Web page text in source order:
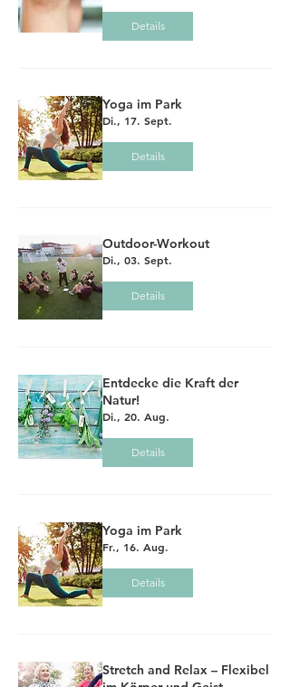
Details
Yoga im Park
Di., 17. Sept.
Details
Outdoor-Workout
Di., 03. Sept.
Details
Entdecke die Kraft der
Natur!
Di., 20. Aug.
Details
Yoga im Park
Fr., 16. Aug.
Details
Stretch and Relax – Flexibel